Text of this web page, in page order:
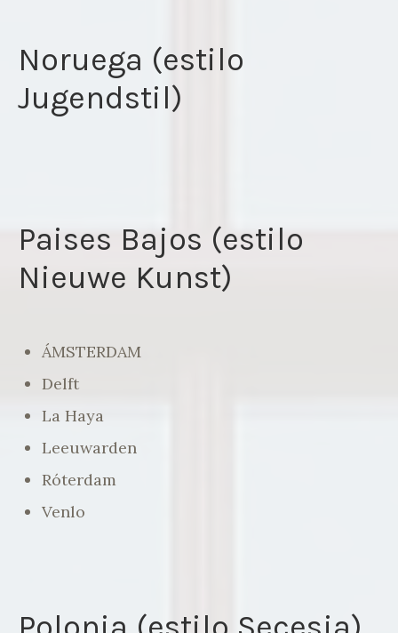
Noruega (estilo
Jugendstil)
Paises Bajos (estilo
Nieuwe Kunst)
ÁMSTERDAM
Delft
La Haya
Leeuwarden
Róterdam
Venlo